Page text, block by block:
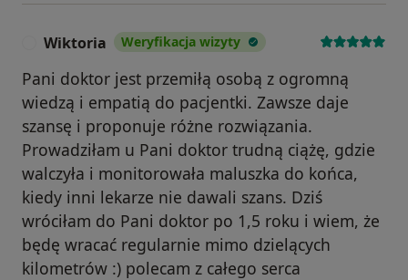
Wiktoria Weryfikacja wizyty
Pani doktor jest przemiłą osobą z ogromną
wiedzą i empatią do pacjentki. Zawsze daje
szansę i proponuje różne rozwiązania.
Prowadziłam u Pani doktor trudną ciążę, gdzie
walczyła i monitorowała maluszka do końca,
kiedy inni lekarze nie dawali szans. Dziś
wróciłam do Pani doktor po 1,5 roku i wiem, że
będę wracać regularnie mimo dzielących
kilometrów :) polecam z całego serca